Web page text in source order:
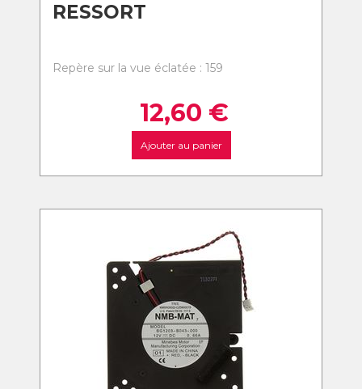
RESSORT
Repère sur la vue éclatée : 159
12,60 €
Ajouter au panier